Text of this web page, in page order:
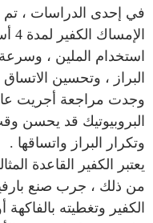
استخدام الملين ، وسرعة
البراز ، وتحسين الاتساق
البروبيوتيك قد يحسن
وتكرار البراز واتساقها .
يعتبر الكفير القاعدة
من ذلك ، جرب صنع
الكفير وتغطيته